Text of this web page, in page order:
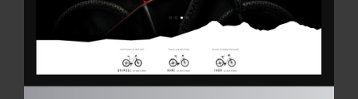
Technologien